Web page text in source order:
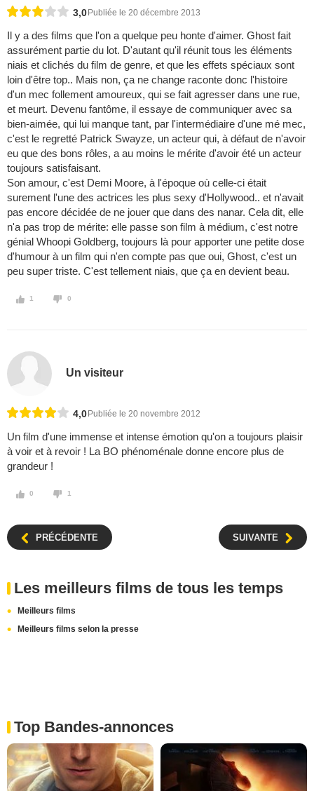
3,0 Publiée le 20 décembre 2013
Il y a des films que l'on a quelque peu honte d'aimer. Ghost fait
assurément partie du lot. D'autant qu'il réunit tous les éléments
niais et clichés du film de genre, et que les effets spéciaux sont
loin d'être top.. Mais non, ça ne change raconte donc l'histoire
d'un mec follement amoureux, qui se fait agresser dans une rue,
et meurt. Devenu fantôme, il essaye de communiquer avec sa
bien-aimée, qui lui manque tant, par l'intermédiaire d'une mé mec,
c'est le regretté Patrick Swayze, un acteur qui, à défaut de n'avoir
eu que des bons rôles, a au moins le mérite d'avoir été un acteur
toujours satisfaisant.
Son amour, c'est Demi Moore, à l'époque où celle-ci était
surement l'une des actrices les plus sexy d'Hollywood.. et n'avait
pas encore décidée de ne jouer que dans des nanar. Cela dit, elle
n'a pas trop de mérite: elle passe son film à médium, c'est notre
génial Whoopi Goldberg, toujours là pour apporter une petite dose
d'humour à un film qui n'en compte pas que oui, Ghost, c'est un
peu super triste. C'est tellement niais, que ça en devient beau.
1 0
Un visiteur
4,0 Publiée le 20 novembre 2012
Un film d'une immense et intense émotion qu'on a toujours plaisir
à voir et à revoir ! La BO phénoménale donne encore plus de
grandeur !
0 1
PRÉCÉDENTE SUIVANTE
Les meilleurs films de tous les temps
Meilleurs films
Meilleurs films selon la presse
Top Bandes-annonces